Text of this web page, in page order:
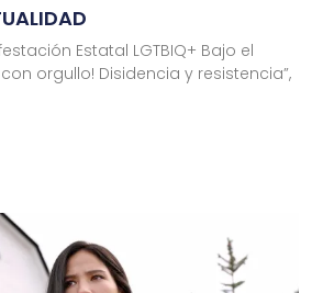
Estatal LGTBIQ+ Bajo el
con orgullo! Disidencia y resistencia”,